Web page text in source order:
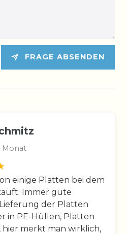
FRAGE ABSENDEN
Monat
einige Platten bei dem
Immer gute
der Platten
in PE-Hüllen, Platten
hier merkt man wirklich,